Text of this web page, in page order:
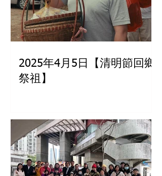
2025年4月5日【清明節回鄉
祭祖】